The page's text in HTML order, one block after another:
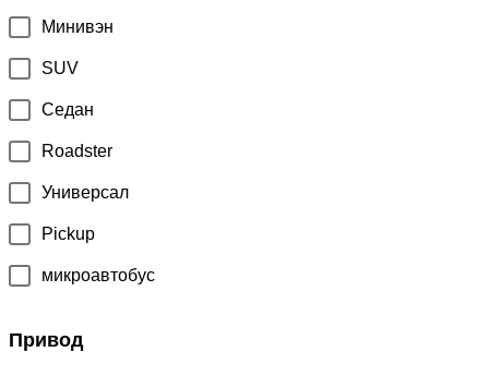
Минивэн
SUV
Седан
Roadster
Универсал
Pickup
микроавтобус
Привод